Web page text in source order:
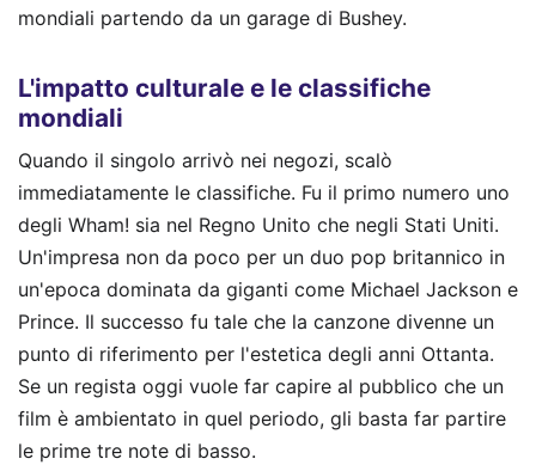
mondiali partendo da un garage di Bushey.
L'impatto culturale e le classifiche
mondiali
Quando il singolo arrivò nei negozi, scalò
immediatamente le classifiche. Fu il primo numero uno
degli Wham! sia nel Regno Unito che negli Stati Uniti.
Un'impresa non da poco per un duo pop britannico in
un'epoca dominata da giganti come Michael Jackson e
Prince. Il successo fu tale che la canzone divenne un
punto di riferimento per l'estetica degli anni Ottanta.
Se un regista oggi vuole far capire al pubblico che un
film è ambientato in quel periodo, gli basta far partire
le prime tre note di basso.